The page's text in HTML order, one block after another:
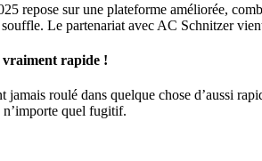
repose sur une plateforme améliorée,
Le partenariat avec AC Schnitzer
rapide !
jamais roulé dans quelque chose d’aussi
n’importe quel fugitif.